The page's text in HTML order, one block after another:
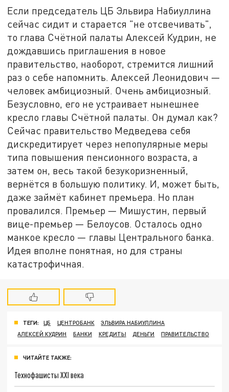
Если председатель ЦБ Эльвира Набиуллина
сейчас сидит и старается "не отсвечивать",
то глава Счётной палаты Алексей Кудрин, не
дождавшись приглашения в новое
правительство, наоборот, стремится лишний
раз о себе напомнить. Алексей Леонидович —
человек амбициозный. Очень амбициозный.
Безусловно, его не устраивает нынешнее
кресло главы Счётной палаты. Он думал как?
Сейчас правительство Медведева себя
дискредитирует через непопулярные меры
типа повышения пенсионного возраста, а
затем он, весь такой безукоризненный,
вернётся в большую политику. И, может быть,
даже займёт кабинет премьера. Но план
провалился. Премьер — Мишустин, первый
вице-премьер — Белоусов. Осталось одно
манкое кресло — главы Центрального банка.
Идея вполне понятная, но для страны
катастрофичная.
ТЕГИ: ЦБ ЦЕНТРОБАНК
ЭЛЬВИРА НАБИУЛЛИНА
АЛЕКСЕЙ КУДРИН
БАНКИ КРЕДИТЫ ДЕНЬГИ ПРАВИТЕЛЬСТВО
ЧИТАЙТЕ ТАКЖЕ:
Технофашисты XXI века